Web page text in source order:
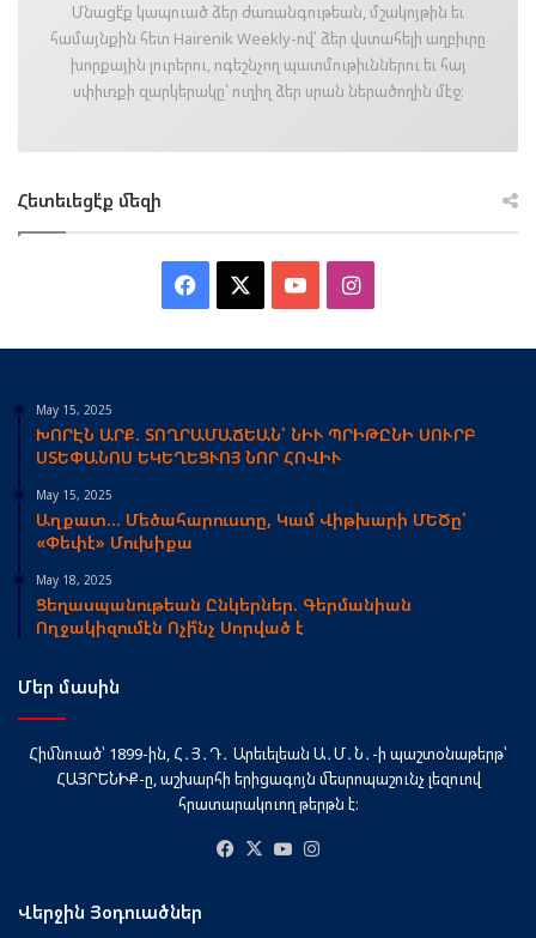
Մնացէ՛ք կապուած ձեր ժառանգութեան, մշակոյթին եւ
համայնքին հետ Hairenik Weekly-ով՝ ձեր վստահելի աղբիւրը
խորքային լուրերու, ոգեշնչող պատմութիւններու եւ հայ
սփիւռքի զարկերակը՝ ուղիղ ձեր սրան ներածողին մէջ։
Հետեւեցէ՛ք մեզի
Facebook YouTubeInstagram
May 15, 2025
ԽՈՐԷՆ ԱՐՔ. ՏՈՂՐԱՄԱՃԵԱՆ՝ ՆԻՒ ՊՐԻԹԸՆԻ ՍՈՒՐԲ
ՍՏԵՓԱՆՈՍ ԵԿԵՂԵՑՒՈՅ ՆՈՐ ՀՈՎԻՒ
May 15, 2025
Աղքատ… Մեծահարուստը, Կամ Վիթխարի ՄԵԾը՝
«Փեփէ» Մուխիքա
May 18, 2025
Ցեղասպանութեան Ընկերներ. Գերմանիան
Ողջակիզումէն Ոչի՞նչ Սորված է
Մեր մասին
Հիմնուած՝ 1899-ին, Հ․Յ․Դ․ Արեւելեան Ա․Մ․Ն․-ի պաշտօնաթերթ՝
ՀԱՅՐԵՆԻՔ-ը, աշխարհի երիցագոյն մեսրոպաշունչ լեզուով
հրատարակուող թերթն է։
Facebook
X YouTube
Վերջին Յօդուածներ